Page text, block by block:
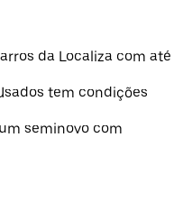
da Localiza com até
tem condições
seminovo com